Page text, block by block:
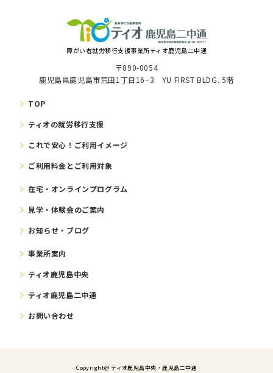
障がい者就労移⾏⽀援事業所ティオ鹿児島二中通
〒890-0054
鹿児島県鹿児島市荒田1丁目16−3 YU FIRST BLDG. 5階
TOP
ティオの就労移⾏⽀援
これで安⼼！ご利⽤イメージ
ご利⽤料⾦とご利⽤対象
在宅・オンラインプログラム
⾒学・体験会のご案内
お知らせ・ブログ
事業所案内
ティオ鹿児島中央
ティオ鹿児島二中通
お問い合わせ
Copyright@ ティオ⿅児島中央・鹿児島二中通